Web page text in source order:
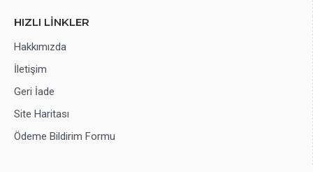
HIZLI LİNKLER
Hakkımızda
İletişim
Geri İade
Site Haritası
Ödeme Bildirim Formu